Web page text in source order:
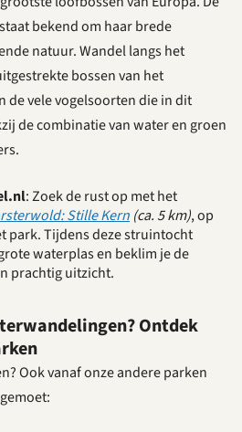
bekend om haar brede
natuur. Wandel langs het
bossen van het
de vele vogelsoorten die in dit
de combinatie van water en groen
: Zoek de rust op met het
Stille Kern (ca. 5 km), op
park. Tijdens deze struintocht
waterplas en beklim je de
prachtig uitzicht.
Ontdek
Ook vanaf onze andere parken